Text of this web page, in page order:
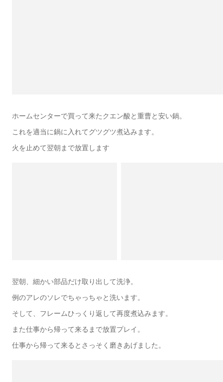
ホームセンターで買って来たクエン酸と重曹と安い鍋。
これを適当に鍋に入れてグツグツ煮込みます。
火を止めて翌朝まで放置します
翌朝、細かい部品だけ取り出して洗浄。
例のアレのソレでちゃっちゃと洗います。
そして、フレームひっくり返して再度煮込みます。
また仕事から帰って来るまで放置プレイ。
仕事から帰って来るとさっそく磨きあげました。